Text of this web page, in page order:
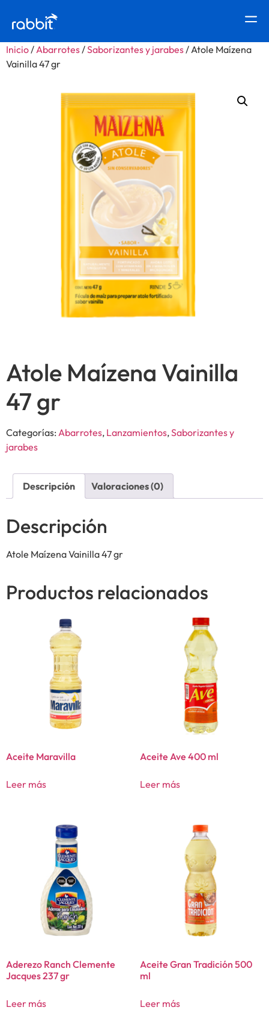
Inicio/Abarrotes/Saborizantes y jarabes/ Atole Maízena
Vainilla 47 gr
Atole Maízena Vainilla
47 gr
Categorías: Abarrotes, Lanzamientos,Saborizantes y
jarabes
Descripción Valoraciones (0)
Descripción
Atole Maízena Vainilla 47 gr
Productos relacionados
Aceite Maravilla
Leer más
Aceite Ave 400 ml
Leer más
Aderezo Ranch Clemente
Jacques 237 gr
Leer más
Aceite Gran Tradición 500
ml
Leer más